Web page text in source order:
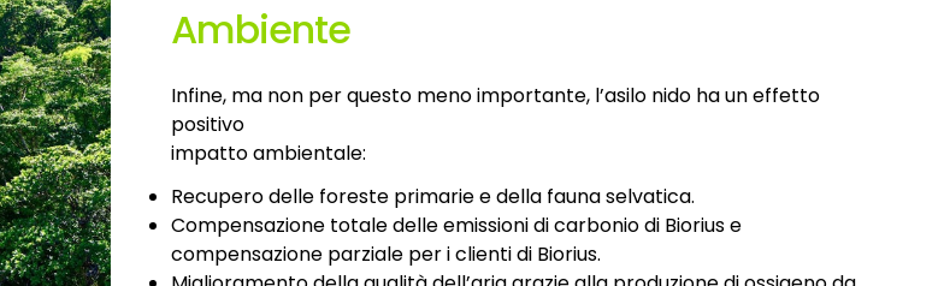
Ambiente
Infine, ma non per questo meno importante, l’asilo nido ha un effetto
positivo
impatto ambientale:
Recupero delle foreste primarie e della fauna selvatica.
Compensazione totale delle emissioni di carbonio di Biorius e
compensazione parziale per i clienti di Biorius.